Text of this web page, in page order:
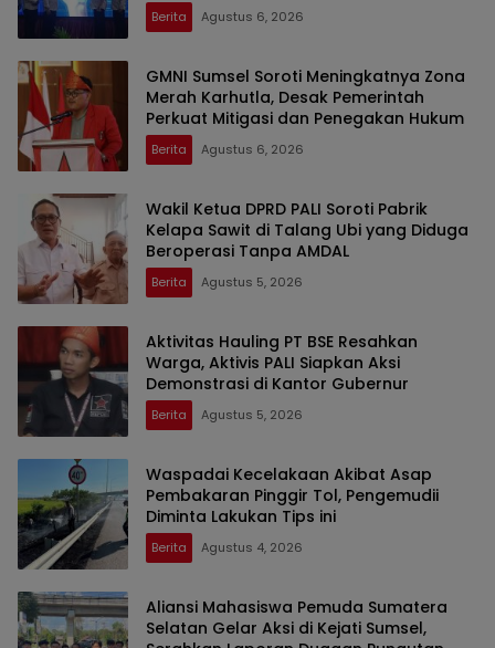
Berita Agustus 6, 2026
GMNI Sumsel Soroti Meningkatnya Zona
Merah Karhutla, Desak Pemerintah
Perkuat Mitigasi dan Penegakan Hukum
Berita Agustus 6, 2026
Wakil Ketua DPRD PALI Soroti Pabrik
Kelapa Sawit di Talang Ubi yang Diduga
Beroperasi Tanpa AMDAL
Berita Agustus 5, 2026
Aktivitas Hauling PT BSE Resahkan
Warga, Aktivis PALI Siapkan Aksi
Demonstrasi di Kantor Gubernur
Berita Agustus 5, 2026
Waspadai Kecelakaan Akibat Asap
Pembakaran Pinggir Tol, Pengemudii
Diminta Lakukan Tips ini
Berita Agustus 4, 2026
Aliansi Mahasiswa Pemuda Sumatera
Selatan Gelar Aksi di Kejati Sumsel,